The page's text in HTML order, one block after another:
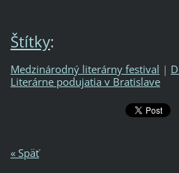
Štítky:
Medzinárodný literárny festival |
Literárne podujatia v Bratislave
« Späť